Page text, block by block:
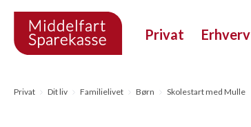
Privat Erhverv
Privat Dit liv Familielivet Børn Skolestart med Mulle